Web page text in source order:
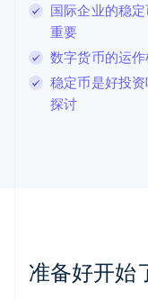
国际企业的稳
重要
数字货币的运
稳定币是好投
探讨
准备好开始
列支敦士登
Deutsch
卢森堡
Français Deutsch
罗马尼亚
English
挪威